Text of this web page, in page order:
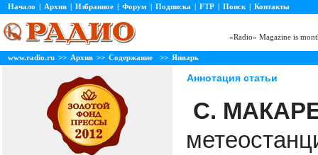
Начало | Архив | Избранное | Форум | Подписка | FTP | Поиск | Контакты
«Radio» Magazine is
www.radio.ru >> Архив >> Содержание >> Январь
Аннотация статьи
С.